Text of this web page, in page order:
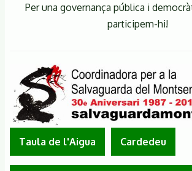
Per una governança pública i
participem-hi!
Taula de l'Aigua Cardedeu